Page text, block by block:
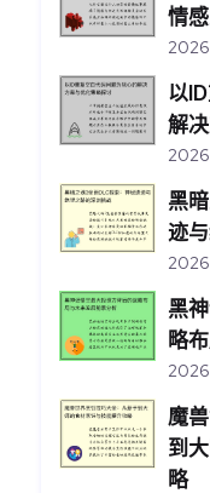
情
以
解
黑
迹
黑
略
魔
到
略